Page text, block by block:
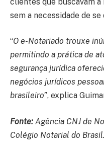
sem a necessidade de
“O e-Notariado trouxe
permitindo a prática de
segurança jurídica
negócios jurídicos
brasileiro”, explica
Fonte: Agência CNJ de
Colégio Notarial do Brasil.